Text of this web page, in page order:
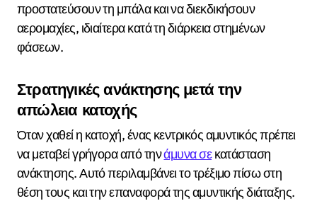
προστατεύσουν τη μπάλα και να διεκδικήσουν
αερομαχίες, ιδιαίτερα κατά τη διάρκεια στημένων
φάσεων.
Στρατηγικές ανάκτησης μετά την
απώλεια κατοχής
Όταν χαθεί η κατοχή, ένας κεντρικός αμυντικός πρέπει
να μεταβεί γρήγορα από τηνάμυνα σεκατάσταση
ανάκτησης. Αυτό περιλαμβάνει το τρέξιμο πίσω στη
θέση τους και την επαναφορά της αμυντικής διάταξης.